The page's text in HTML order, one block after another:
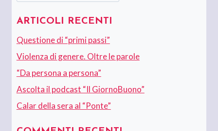
ARTICOLI RECENTI
Questione di “primi passi”
Violenza di genere. Oltre le parole
“Da persona a persona”
Ascolta il podcast “Il GiornoBuono”
Calar della sera al “Ponte”